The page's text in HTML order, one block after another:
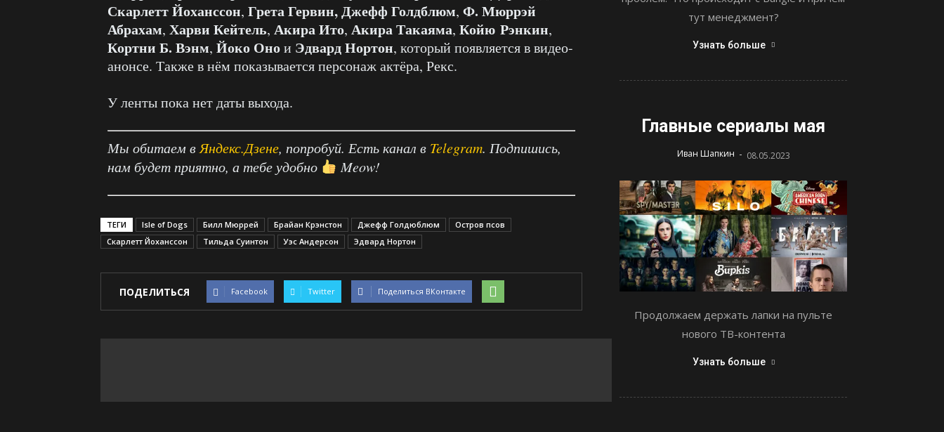
Скарлетт Йоханссон, Грета Гервин,Джефф Голдблюм, Ф. Мюррэй
Абрахам, Харви Кейтель, Акира Ито, Акира Такаяма, Койю Рэнкин,
Кортни Б. Вэнм, Йоко Онои Эдвард Нортон, который появляется в видео-
анонсе. Также в нём показывается персонаж актёра, Рекс.
У ленты пока нет даты выхода.
Мы обитаем в Яндекс.Дзене, попробуй. Есть канал в Telegram. Подпишись,
нам будет приятно, а тебе удобно
Meow!
ТЕГИ Isle of Dogs Билл Мюррей Брайан Крэнстон Джефф Голдюблюм
Остров псов
Скарлетт Йоханссон
Тильда Суинтон Уэс Андерсон Эдвард Нортон
ПОДЕЛИТЬСЯ Facebook Twitter Поделиться ВКонтакте
тут менеджмент?
Узнать больше
Главные сериалы мая
Иван Шапкин - 08.05.2023
Продолжаем держать лапки на пульте
нового ТВ-контента
Узнать больше